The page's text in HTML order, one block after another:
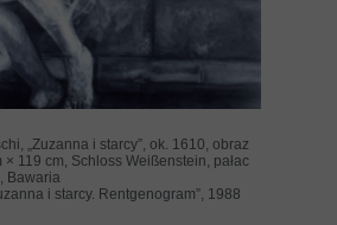
„Zuzanna i starcy”, ok. 1610, obraz
× 119 cm, Schloss Weißenstein, pałac
Bawaria
i starcy. Rentgenogram”, 1988